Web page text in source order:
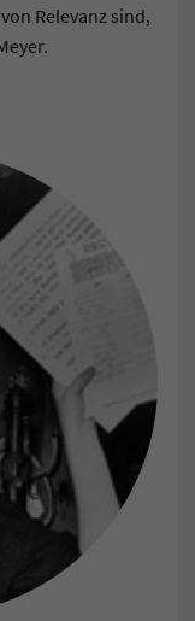
Relevanz sind,